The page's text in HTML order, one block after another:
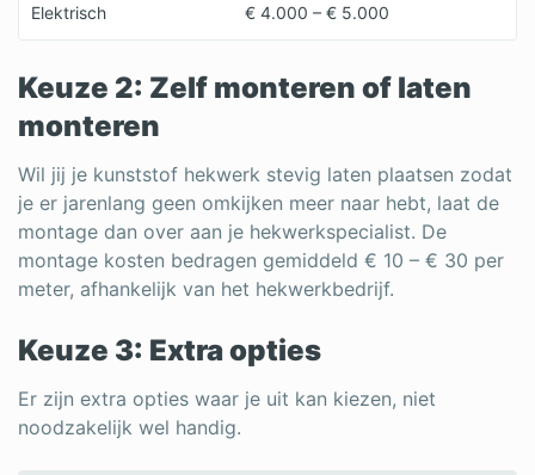
Elektrisch € 4.000 – € 5.000
Keuze 2: Zelf monteren of laten
monteren
Wil jij je kunststof hekwerk stevig laten plaatsen zodat
je er jarenlang geen omkijken meer naar hebt, laat de
montage dan over aan je hekwerkspecialist. De
montage kosten bedragen gemiddeld € 10 – € 30 per
meter, afhankelijk van het hekwerkbedrijf.
Keuze 3: Extra opties
Er zijn extra opties waar je uit kan kiezen, niet
noodzakelijk wel handig.